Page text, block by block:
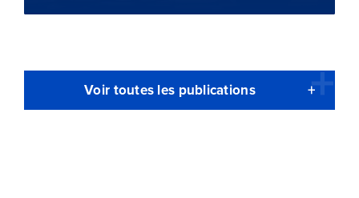
Voir toutes les publications